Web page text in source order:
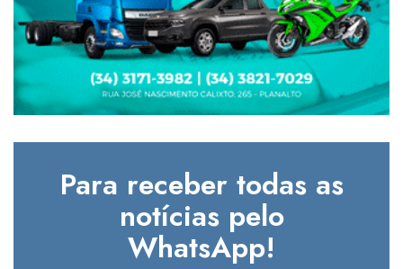
Para receber todas as
notícias pelo
WhatsApp!